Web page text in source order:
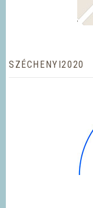
SZÉCHENYI2020